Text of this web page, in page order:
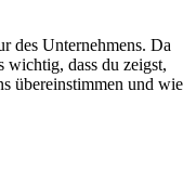
des Unternehmens. Da
wichtig, dass du zeigst,
übereinstimmen und wie